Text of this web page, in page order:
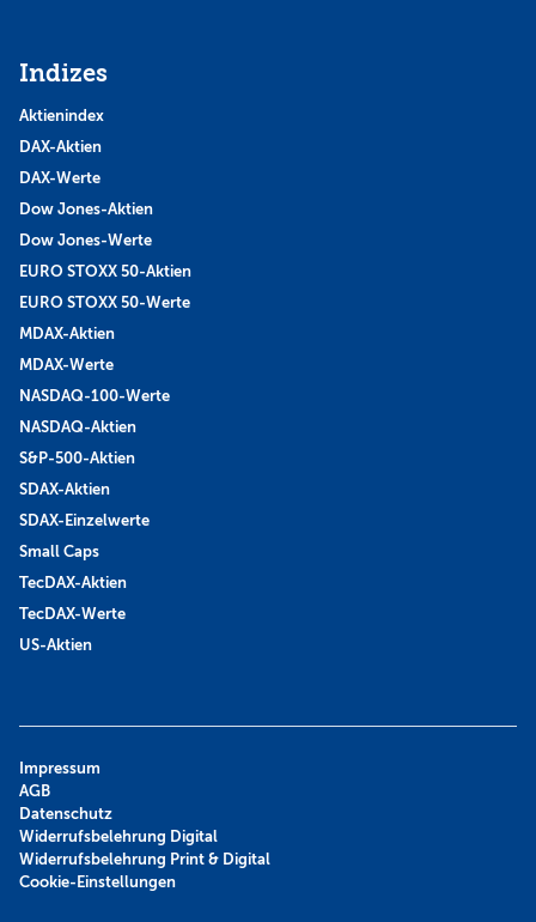
Indizes
Aktienindex
DAX-Aktien
DAX-Werte
Dow Jones-Aktien
Dow Jones-Werte
EURO STOXX 50-Aktien
EURO STOXX 50-Werte
MDAX-Aktien
MDAX-Werte
NASDAQ-100-Werte
NASDAQ-Aktien
S&P-500-Aktien
SDAX-Aktien
SDAX-Einzelwerte
Small Caps
TecDAX-Aktien
TecDAX-Werte
US-Aktien
Impressum
AGB
Datenschutz
Widerrufsbelehrung Digital
Widerrufsbelehrung Print & Digital
Cookie-Einstellungen